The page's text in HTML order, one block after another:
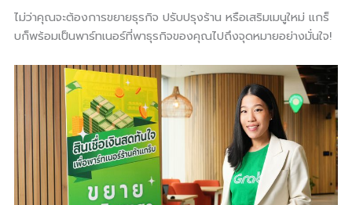
ไม่ว่าคุณจะต้องการขยายธุรกิจ ปรับปรุงร้าน หรือเสริมเมนูใหม่ แกร็
บก็พร้อมเป็นพาร์ทเนอร์ที่พาธุรกิจของคุณไปถึงจุดหมายอย่างมั่นใจ!